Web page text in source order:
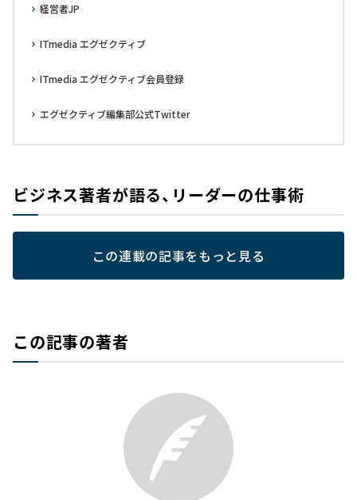
経営者JP
ITmedia エグゼクティブ
ITmedia エグゼクティブ会員登録
エグゼクティブ編集部公式Twitter
ビジネス著者が語る、リーダーの仕事術
この連載の記事をもっと見る
この記事の著者